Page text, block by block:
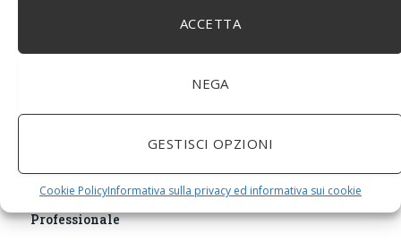
ACCETTA
NEGA
GESTISCI OPZIONI
Cookie PolicyInformativa sulla privacy ed informativa sui cookie
Grano Spremiagrumi in Acciaio Inox A Mano Erba di
Grano Spremi Frutta Verdura Estrattore di Succo
Professionale